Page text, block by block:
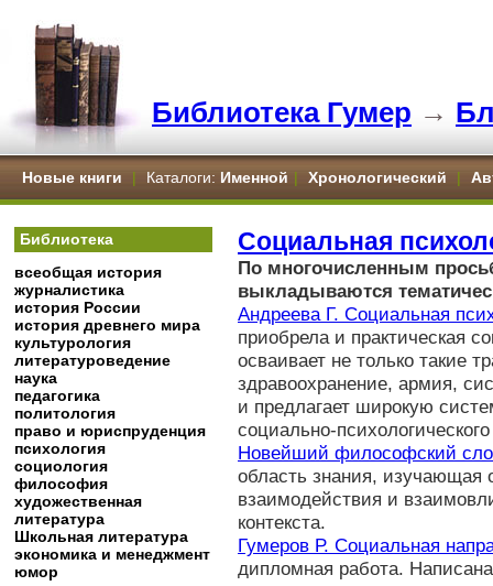
Библиотека Гумер →
Новые книги | Каталоги: Именной | Хронологический |
Библиотека
всеобщая история
журналистика
история России
история древнего мира
культурология
литературоведение
наука
педагогика
политология
право и юриспруденция
психология
социология
философия
художественная
литература
Школьная литература
экономика и менеджмент
юмор
Социальная
По многочисленным
выкладываются
Андреева Г. Социальная
приобрела и практическая
осваивает не только такие
здравоохранение, армия,
и предлагает широкую
социально-
Новейший философский
область знания, изучающая
взаимодействия и
контекста.
Гумеров Р. Социальная
дипломная работа.